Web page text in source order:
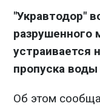
"Укравтодор"
разрушенного
устраивается
пропуска
Об этом